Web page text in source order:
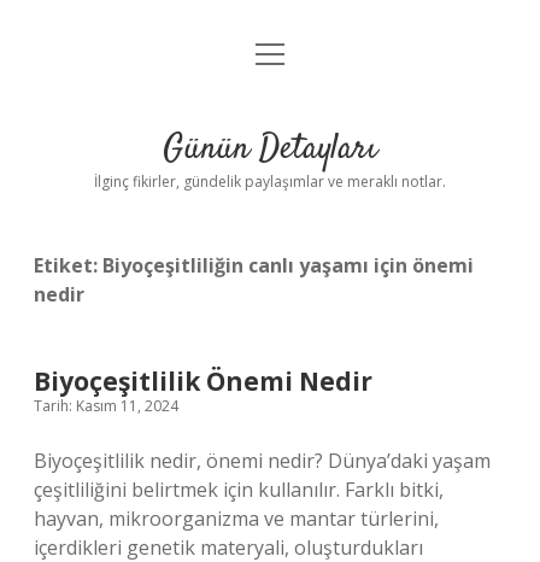
Gizlilik Politikası
Yasal Uyarı
menüyü
Günün Detayları
İlginç fikirler, gündelik paylaşımlar ve meraklı notlar.
Etiket: Biyoçeşitliliğin canlı yaşamı için önemi
nedir
Biyoçeşitlilik Önemi Nedir
Tarih: Kasım 11, 2024
Biyoçeşitlilik nedir, önemi nedir? Dünya’daki yaşam
çeşitliliğini belirtmek için kullanılır. Farklı bitki,
hayvan, mikroorganizma ve mantar türlerini,
içerdikleri genetik materyali, oluşturdukları